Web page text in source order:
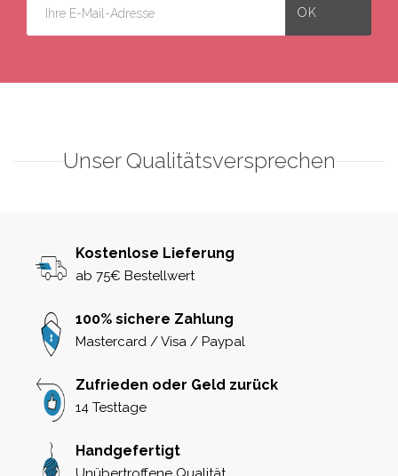
Unser Qualitätsversprechen
Kostenlose Lieferung
ab 75€ Bestellwert
100% sichere Zahlung
Mastercard / Visa / Paypal
Zufrieden oder Geld zurück
14 Testtage
Handgefertigt